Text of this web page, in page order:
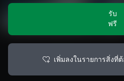
รับ
ฟรี
เพิ่มลงในรายการสิ่งที่